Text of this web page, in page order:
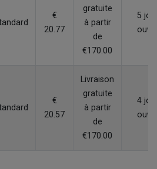
€
20.77
gratuite
à partir
de
€170.00
5
€
20.57
Livraison
gratuite
à partir
de
€170.00
4